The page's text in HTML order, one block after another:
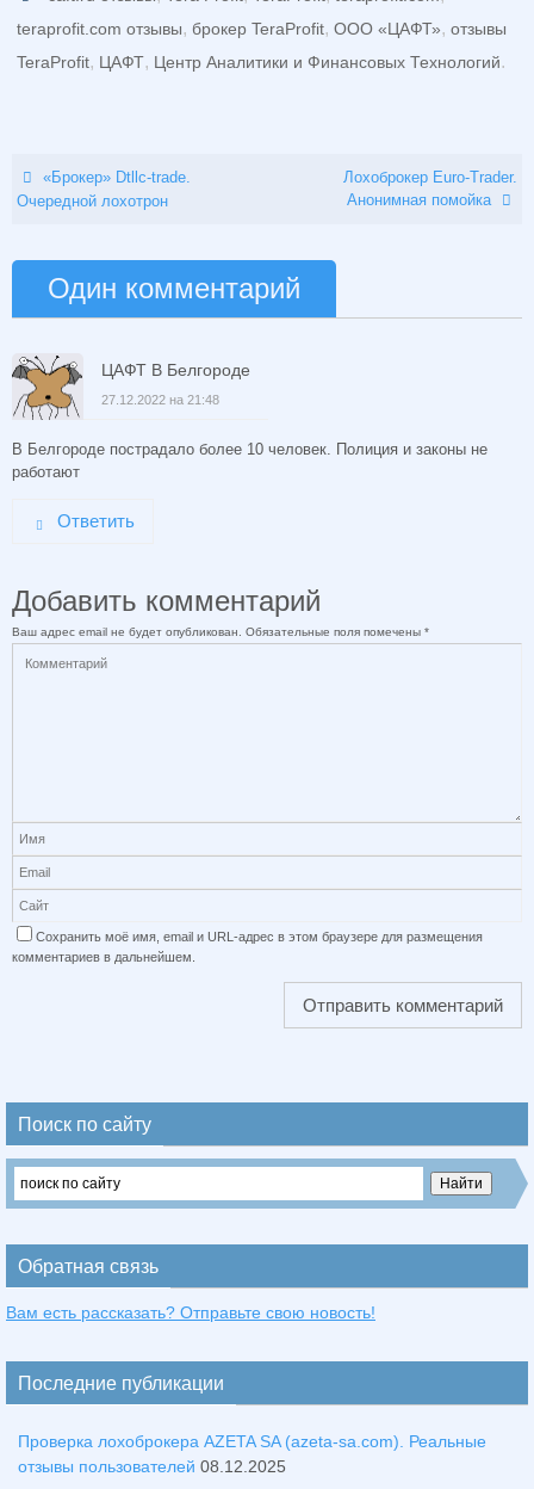
teraprofit.com отзывы, брокер TeraProfit, ООО «ЦАФТ», отзывы
TeraProfit, ЦАФТ, Центр Аналитики и Финансовых Технологий.
«Брокер» Dtllc-trade.
Очередной лохотрон
Лохоброкер Euro-Trader.
Анонимная помойка
Один комментарий
ЦАФТ В Белгороде
27.12.2022 на 21:48
В Белгороде пострадало более 10 человек. Полиция и законы не
работают
Ответить
Добавить комментарий
Ваш адрес email не будет опубликован. Обязательные поля помечены *
Сохранить моё имя, email и URL-адрес в этом браузере для размещения
комментариев в дальнейшем.
Поиск по сайту
Обратная связь
Вам есть рассказать? Отправьте свою новость!
Последние публикации
Проверка лохоброкера AZETA SA (azeta-sa.com). Реальные
отзывы пользователей 08.12.2025